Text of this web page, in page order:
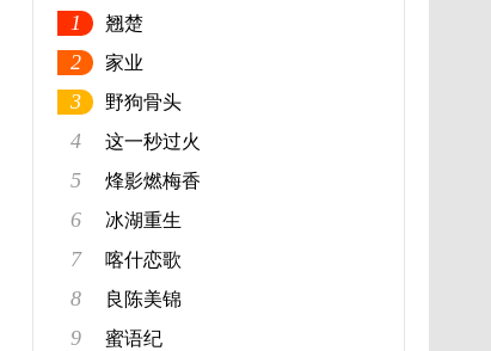
1 翘楚
2 家业
3 野狗骨头
4 这一秒过火
5 烽影燃梅香
6 冰湖重生
7 喀什恋歌
8 良陈美锦
9 蜜语纪